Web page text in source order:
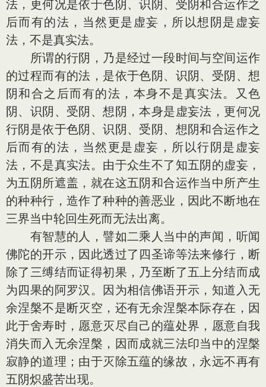
法，更何况是依于色阴、识阴、受阴和合运作之
后而有的法，当然更是虚妄，所以想阴是虚妄
法，不是真实法。
所谓的行阴，乃是经过一段时间与空间运作
的过程而有的法，是依于色阴、识阴、受阴、想
阴和合之后而有的法，本身不是真实法。又色
阴、识阴、受阴、想阴，本身是虚妄法，更何况
行阴是依于色阴、识阴、受阴、想阴和合运作之
后而有的法，当然更是虚妄，所以行阴是虚妄
法，不是真实法。由于众生不了知五阴的虚妄，
为五阴所遮盖，就在这五阴和合运作当中所产生
的种种行，造作了种种的善恶业，因此不断地在
三界当中轮回生死而无法出离。
有智慧的人，譬如二乘人当中的声闻，听闻
佛陀的开示，因此透过了四圣谛等法来修行，断
除了三缚结而证得初果，乃至断了五上分结而成
为四果的阿罗汉。因为相信佛语开示，知道入无
余涅槃不是断灭空，还有无余涅槃本际存在，因
此于舍寿时，愿意灭尽自己的蕴处界，愿意自我
消失而入无余涅槃，因而成就三法印当中的涅槃
寂静的道理；由于灭除五蕴的缘故，永远不再有
五阴炽盛苦出现。